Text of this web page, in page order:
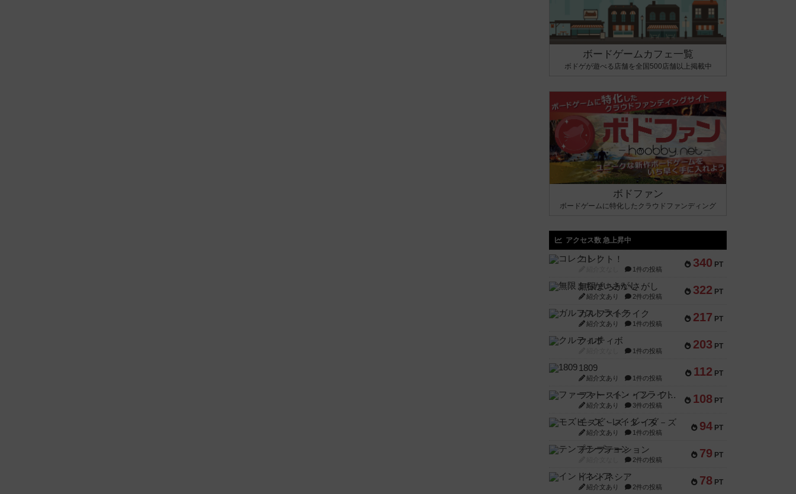
ボードゲームカフェ一覧
ボドゲが遊べる店舗を全国500店舗以上掲載中
ボドファン
ボードゲームに特化したクラウドファンディング
アクセス数 急上昇中
340 PT
コレクト！
1件の投稿
322 PT
無限まちがいさがし
紹介文あり 2件の投稿
217 PT
ガルフストライク
紹介文あり 1件の投稿
203 PT
クルティボ
1件の投稿
112 PT
1809
紹介文あり 1件の投稿
108 PT
ファースト・イン・フライト
紹介文あり 3件の投稿
94 PT
モズビ－ズ・レイダ－ズ
紹介文あり 1件の投稿
79 PT
テンプテーション
2件の投稿
78 PT
インドネシア
紹介文あり 2件の投稿